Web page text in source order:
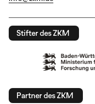
Stifter des ZKM
Partner des ZKM